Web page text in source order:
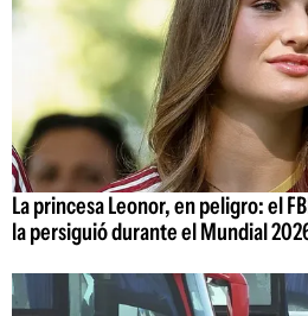
La princesa Leonor, en peligro: el
la persiguió durante el Mundial